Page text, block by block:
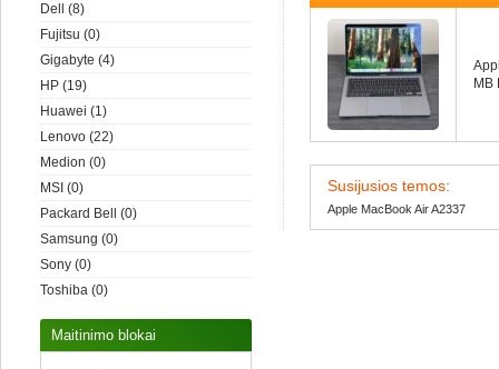
Dell
(8)
Fujitsu (0)
Gigabyte (4)
HP (19)
Huawei (1)
Lenovo (22)
Medion (0)
MSI (0)
Packard Bell
(0)
Samsung (0)
Sony (0)
Toshiba (0)
Maitinimo blokai
MB
Susijusios temos:
Apple MacBook Air A2337